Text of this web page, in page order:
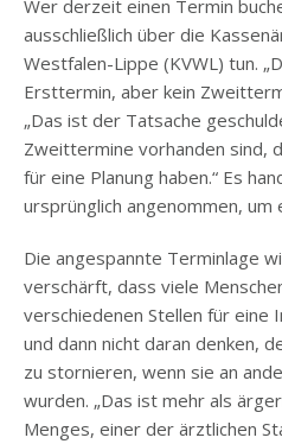
Wer derzeit einen Termin
ausschließlich über die
Westfalen-Lippe (KVWL) tun.
Ersttermin, aber kein
„Das ist der Tatsache
Zweittermine vorhanden sind,
für eine Planung haben.“ Es
ursprünglich angenommen, um
Die angespannte Terminlage
verschärft, dass viele
verschiedenen Stellen für eine
und dann nicht daran denken,
zu stornieren, wenn sie an
wurden. „Das ist mehr als
Menges, einer der ärztlichen